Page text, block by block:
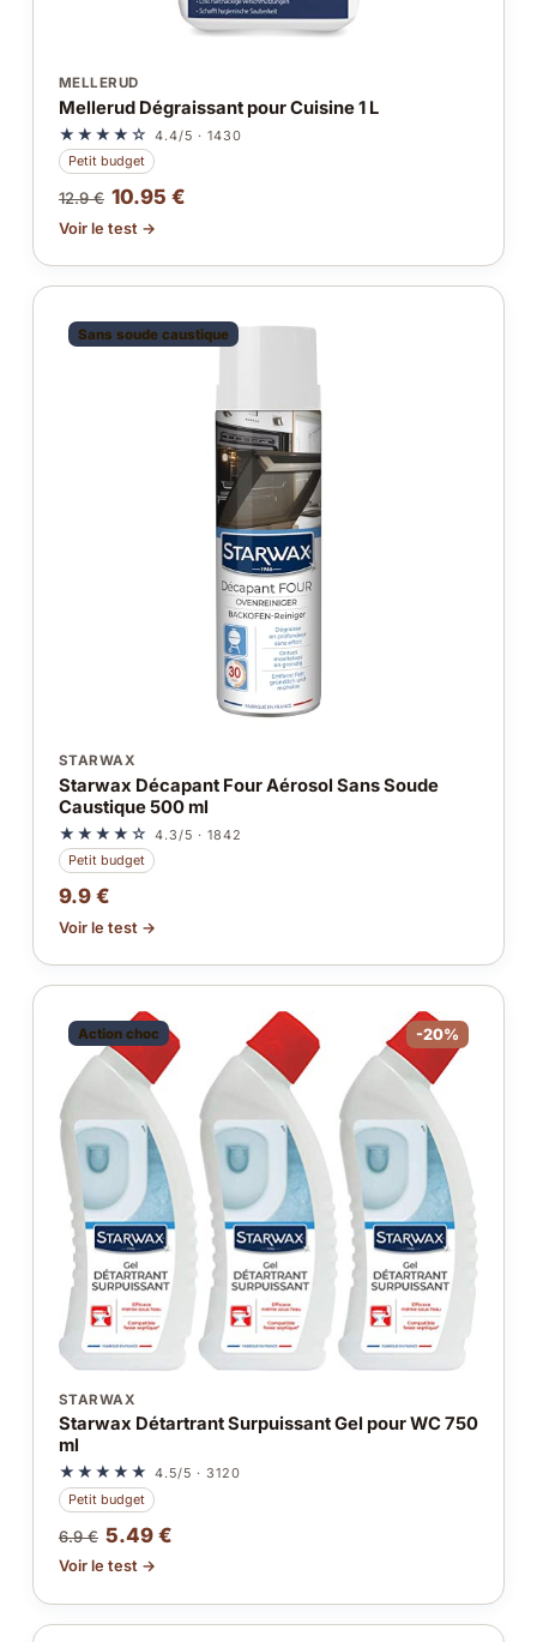
MELLERUD
Mellerud Dégraissant pour Cuisine 1 L
★★★★☆ 4.4/5 · 1430
Petit budget
12.9 € 10.95 €
Voir le test →
Sans soude caustique
STARWAX
Starwax Décapant Four Aérosol Sans Soude
Caustique 500 ml
★★★★☆ 4.3/5 · 1842
Petit budget
9.9 €
Voir le test →
Action choc -20%
STARWAX
Starwax Détartrant Surpuissant Gel pour WC 750
ml
★★★★★ 4.5/5 · 3120
Petit budget
6.9 € 5.49 €
Voir le test →